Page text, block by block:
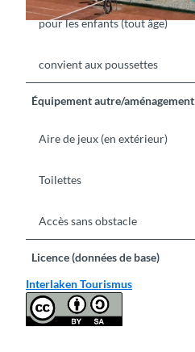
© Beatenberg Tourismus, Interlaken Tourismus |
pour les enfants (tout âge)
convient aux poussettes
Équipement autre/aménagement
Aire de jeux (en extérieur)
Toilettes
Accès sans obstacle
Licence (données de base)
Interlaken Tourismus